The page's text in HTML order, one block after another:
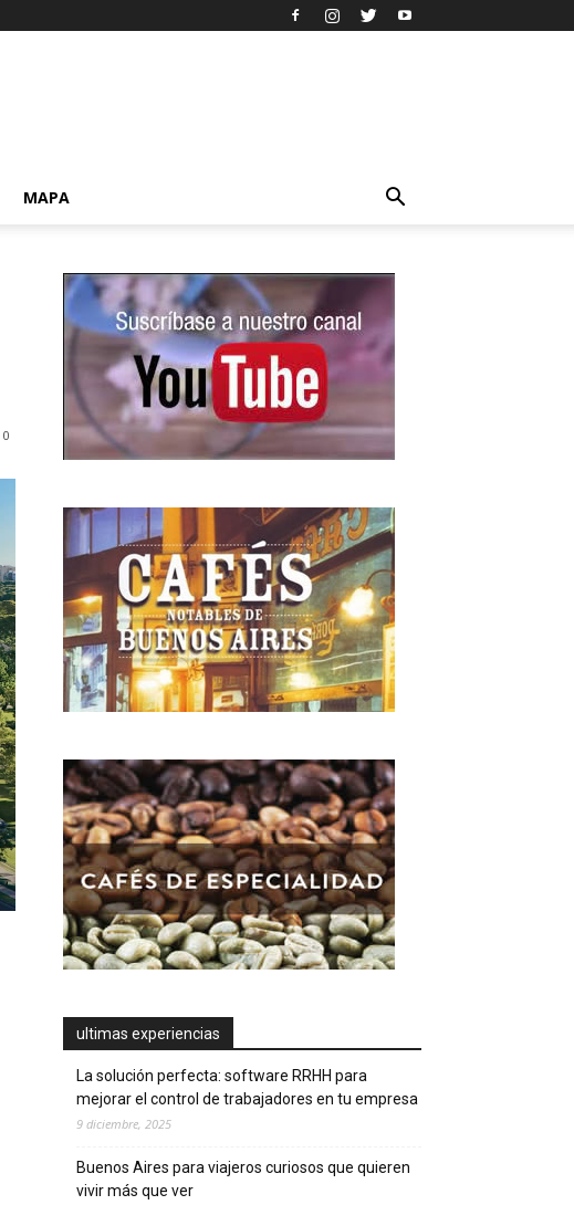
MAPA
0
ultimas experiencias
La solución perfecta: software RRHH para
mejorar el control de trabajadores en tu empresa
9 diciembre, 2025
Buenos Aires para viajeros curiosos que quieren
vivir más que ver